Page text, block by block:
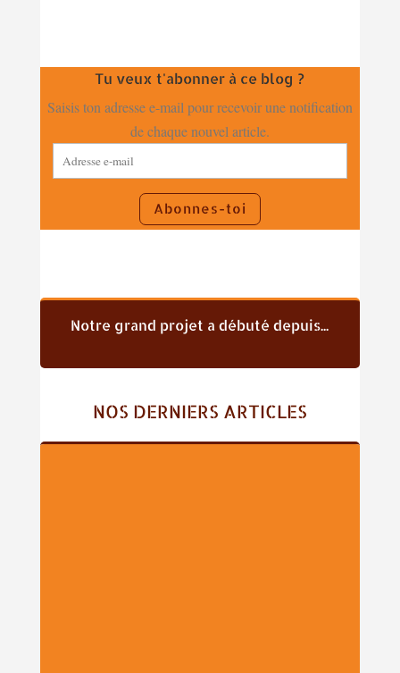
Tu veux t'abonner à ce blog ?
Saisis ton adresse e-mail pour recevoir une notification
de chaque nouvel article.
Adresse
e-
Abonnes-toi
Notre grand projet a débuté depuis...
NOS DERNIERS ARTICLES